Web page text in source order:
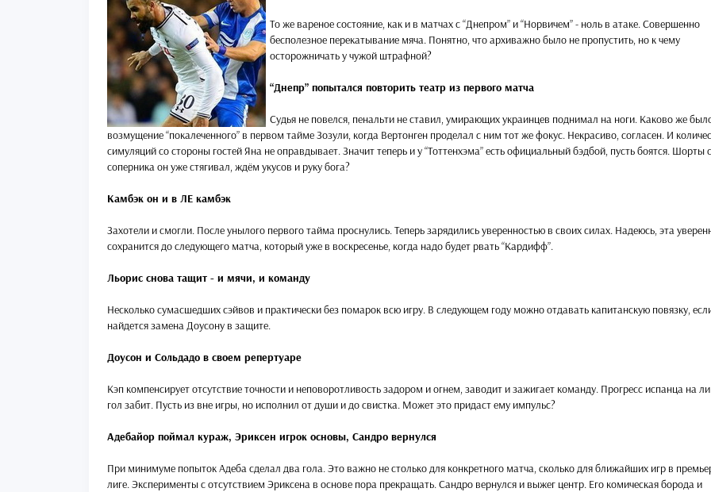
То же вареное состояние, как и в матчах с “Днепром” и “Норвичем” - ноль в атаке. Совершенно
бесполезное перекатывание мяча. Понятно, что архиважно было не пропустить, но к чему
осторожничать у чужой штрафной?
“Днепр” попытался повторить театр из первого матча
Судья не повелся, пенальти не ставил, умирающих украинцев поднимал на ноги. Каково же
возмущение “покалеченного” в первом тайме Зозули, когда Вертонген проделал с ним тот же фокус. Некрасиво, согласен. И
симуляций со стороны гостей Яна не оправдывает. Значит теперь и у “Тоттенхэма” есть официальный бэдбой, пусть боятся. Шорты с
соперника он уже стягивал, ждём укусов и руку бога?
Камбэк он и в ЛЕ камбэк
Захотели и смогли. После унылого первого тайма проснулись. Теперь зарядились уверенностью в своих силах. Надеюсь, эта
сохранится до следующего матча, который уже в воскресенье, когда надо будет рвать “Кардифф”.
Льорис снова тащит - и мячи, и команду
Несколько сумасшедших сэйвов и практически без помарок всю игру. В следующем году можно отдавать капитанскую повязку,
найдется замена Доусону в защите.
Доусон и Сольдадо в своем репертуаре
Кэп компенсирует отсутствие точности и неповоротливость задором и огнем, заводит и зажигает команду. Прогресс испанца на
гол забит. Пусть из вне игры, но исполнил от души и до свистка. Может это придаст ему импульс?
Адебайор поймал кураж, Эриксен игрок основы, Сандро вернулся
При минимуме попыток Адеба сделал два гола. Это важно не столько для конкретного матча, сколько для ближайших игр в
лиге. Эксперименты с отсутствием Эриксена в основе пора прекращать. Сандро вернулся и выжег центр. Его комическая борода и